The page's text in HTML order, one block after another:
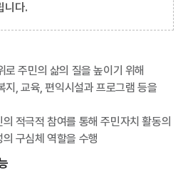
니다.
로 주민의 삶의 질을 높이기 위해
지, 교육, 편익시설과 프로그램 등을
의 적극적 참여를 통해 주민자치 활동의
구심체 역할을 수행